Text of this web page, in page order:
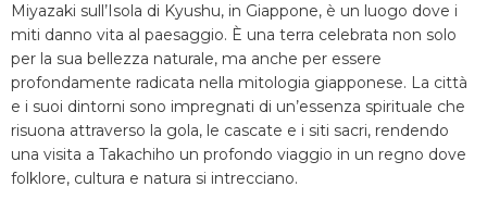
Miyazaki sull’Isola di Kyushu, in Giappone, è un luogo dove i
miti danno vita al paesaggio. È una terra celebrata non solo
per la sua bellezza naturale, ma anche per essere
profondamente radicata nella mitologia giapponese. La città
e i suoi dintorni sono impregnati di un’essenza spirituale che
risuona attraverso la gola, le cascate e i siti sacri, rendendo
una visita a Takachiho un profondo viaggio in un regno dove
folklore, cultura e natura si intrecciano.